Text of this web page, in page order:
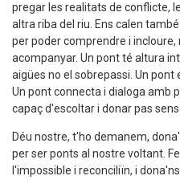
pregar les realitats de conflicte,
altra riba del riu. Ens calen
per poder comprendre i incloure,
acompanyar. Un pont té altura
aigües no el sobrepassi. Un pont
Un pont connecta i dialoga amb
capaç d'escoltar i donar pas
Déu nostre, t'ho demanem,
per ser ponts al nostre voltant.
l'impossible i reconciliïn, i